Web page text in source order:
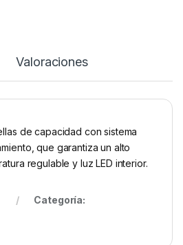
Valoraciones
de capacidad con sistema
que garantiza un alto
regulable y luz LED interior.
Categoría: